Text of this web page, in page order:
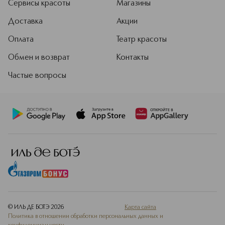
Сервисы красоты
Доставка
Оплата
Обмен и возврат
Частые вопросы
Магазины
Акции
Театр красоты
Контакты
© ИЛЬ ДЕ БОТЭ 2026
Карта сайта
Политика в отношении обработки персональных данных и